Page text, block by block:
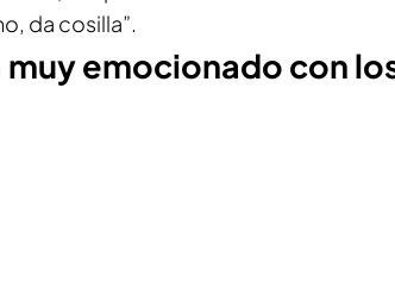
da cosilla”.
muy emocionado con